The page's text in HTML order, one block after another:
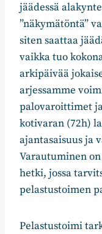
jäädessä
”näkymätöntä”
siten saattaa
vaikka tuo
arkipäivää
arjessamme
palovaroittimet
kotivaran (72h)
ajantasaisuus ja
Varautuminen
hetki, jossa
pelastustoimen
Pelastustoimi